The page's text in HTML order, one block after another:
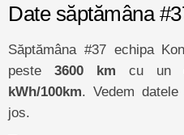
Date săptămâna
Săptămâna #37 echipa
peste 3600 km cu un
kWh/100km . Vedem
jos.